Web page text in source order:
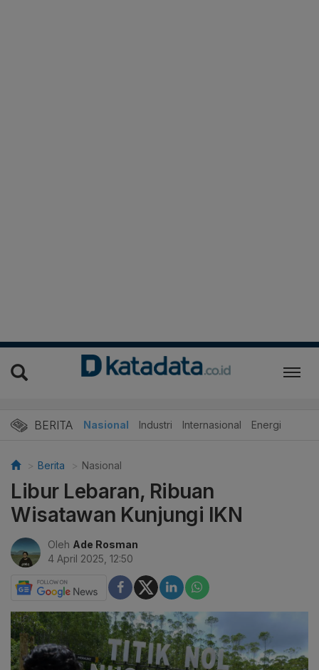
BERITA Nasional Industri Internasional Energi
Berita Nasional
Libur Lebaran, Ribuan
Wisatawan Kunjungi IKN
Oleh Ade Rosman
4 April 2025, 12:50